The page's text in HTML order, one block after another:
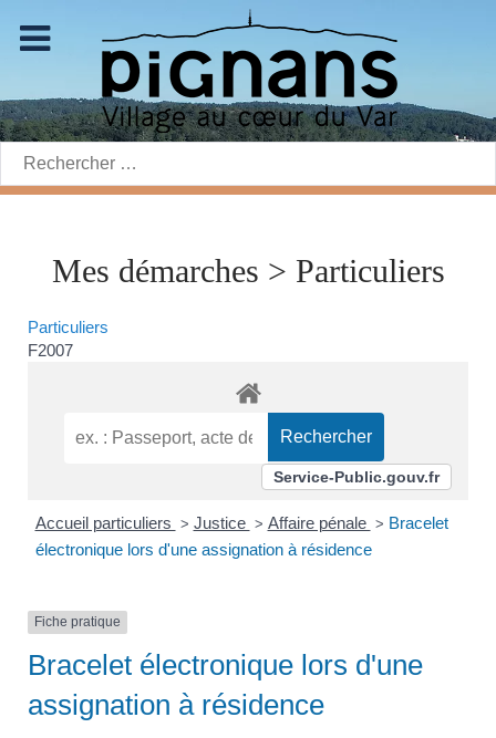
Rechercher:
Mes démarches > Particuliers
Particuliers
F2007
Service-Public.gouv.fr
Accueil particuliers > Justice > Affaire pénale > Bracelet
électronique lors d'une assignation à résidence
Fiche pratique
Bracelet électronique lors d'une
assignation à résidence